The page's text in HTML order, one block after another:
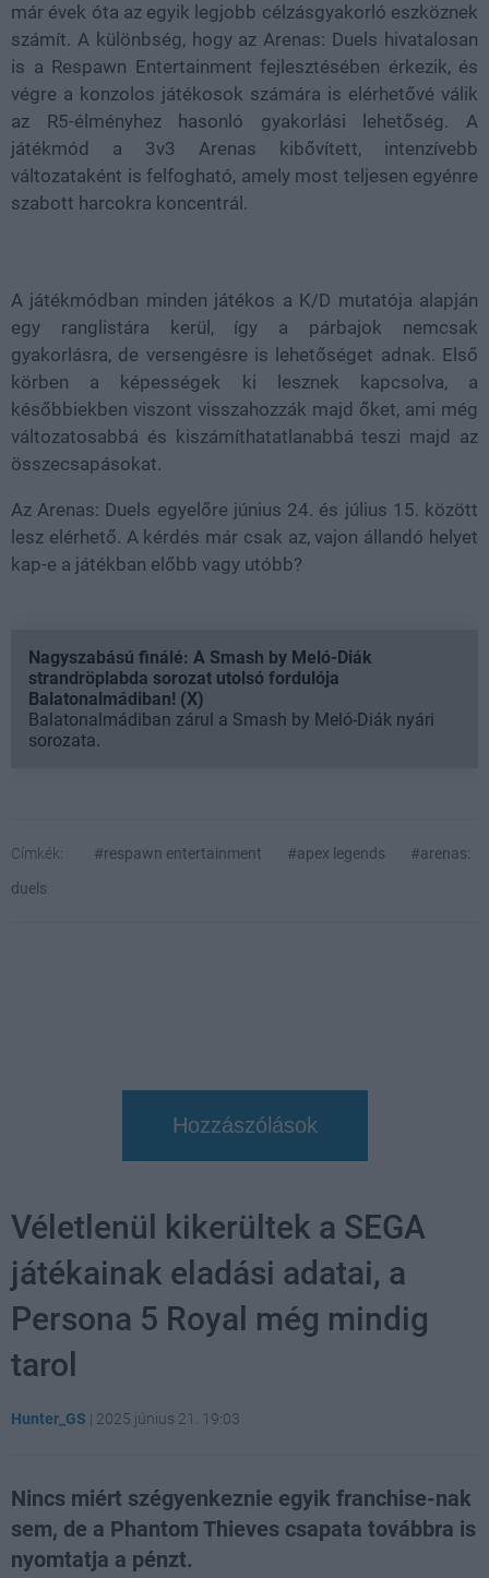
már évek óta az egyik legjobb célzásgyakorló eszköznek
számít. A különbség, hogy az Arenas: Duels hivatalosan
is a Respawn Entertainment fejlesztésében érkezik, és
végre a konzolos játékosok számára is elérhetővé válik
az R5-élményhez hasonló gyakorlási lehetőség. A
játékmód a 3v3 Arenas kibővített, intenzívebb
változataként is felfogható, amely most teljesen egyénre
szabott harcokra koncentrál.
A játékmódban minden játékos a K/D mutatója alapján
egy ranglistára kerül, így a párbajok nemcsak
gyakorlásra, de versengésre is lehetőséget adnak. Első
körben a képességek ki lesznek kapcsolva, a
későbbiekben viszont visszahozzák majd őket, ami még
változatosabbá és kiszámíthatatlanabbá teszi majd az
összecsapásokat.
Az Arenas: Duels egyelőre június 24. és július 15. között
lesz elérhető. A kérdés már csak az, vajon állandó helyet
kap-e a játékban előbb vagy utóbb?
Nagyszabású finálé: A Smash by Meló-Diák
strandröplabda sorozat utolsó fordulója
Balatonalmádiban! (X)
Balatonalmádiban zárul a Smash by Meló-Diák nyári
sorozata.
Címkék: #respawn entertainment #apex legends
#arenas:
duels
Hozzászólások
Véletlenül kikerültek a SEGA
játékainak eladási adatai, a
Persona 5 Royal még mindig
tarol
Hunter_GS | 2025 június 21. 19:03
Nincs miért szégyenkeznie egyik franchise-nak
sem, de a Phantom Thieves csapata továbbra is
nyomtatja a pénzt.